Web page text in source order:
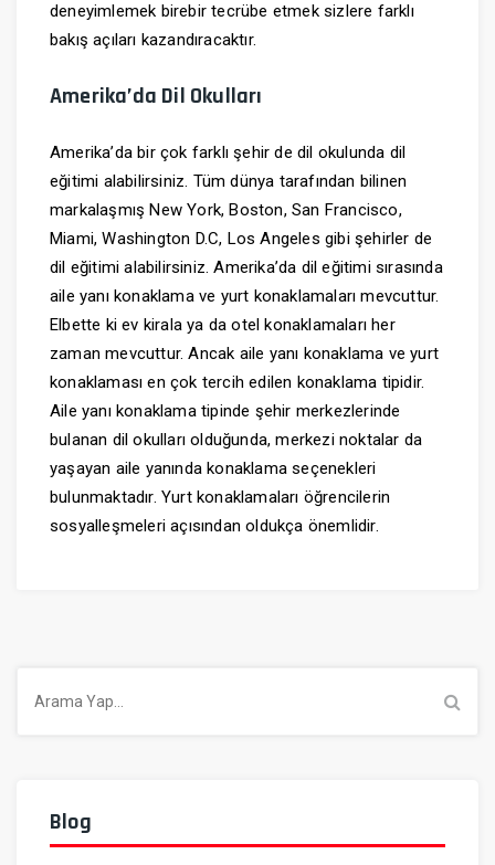
deneyimlemek birebir tecrübe etmek sizlere farklı
bakış açıları kazandıracaktır.
Amerika’da Dil Okulları
Amerika’da bir çok farklı şehir de dil okulunda dil
eğitimi alabilirsiniz. Tüm dünya tarafından bilinen
markalaşmış New York, Boston, San Francisco,
Miami, Washington D.C, Los Angeles gibi şehirler de
dil eğitimi alabilirsiniz. Amerika’da dil eğitimi sırasında
aile yanı konaklama ve yurt konaklamaları mevcuttur.
Elbette ki ev kirala ya da otel konaklamaları her
zaman mevcuttur. Ancak aile yanı konaklama ve yurt
konaklaması en çok tercih edilen konaklama tipidir.
Aile yanı konaklama tipinde şehir merkezlerinde
bulanan dil okulları olduğunda, merkezi noktalar da
yaşayan aile yanında konaklama seçenekleri
bulunmaktadır. Yurt konaklamaları öğrencilerin
sosyalleşmeleri açısından oldukça önemlidir.
Blog